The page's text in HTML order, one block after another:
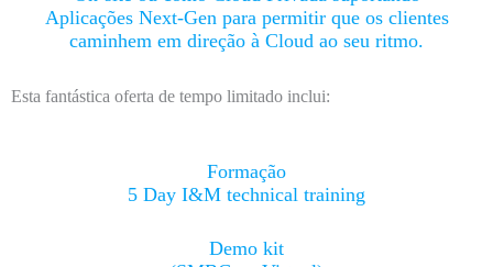
Aplicações Next-Gen para permitir que os clientes
caminhem em direção à Cloud ao seu ritmo.
Esta fantástica oferta de tempo limitado inclui:
Formação
5 Day I&M technical training
Demo kit